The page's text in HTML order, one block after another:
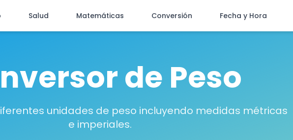
Salud Matemáticas Conversión Fecha y Hora
de Peso
unidades de peso incluyendo medidas métricas
e imperiales.